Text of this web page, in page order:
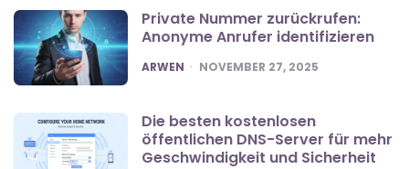
Private Nummer zurückrufen:
Anonyme Anrufer identifizieren
POSTED
ARWEN NOVEMBER 27, 2025
Die besten kostenlosen
öffentlichen DNS-Server für mehr
Geschwindigkeit und Sicherheit